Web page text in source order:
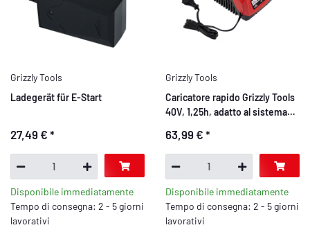
Grizzly Tools
Ladegerät für E-Start
27,49 € *
Disponibile immediatamente
Tempo di consegna: 2 - 5 giorni
lavorativi
Grizzly Tools
Caricatore rapido Grizzly Tools
40V, 1,25h, adatto al sistema
63,99 € *
Disponibile immediatamente
Tempo di consegna: 2 - 5 giorni
lavorativi